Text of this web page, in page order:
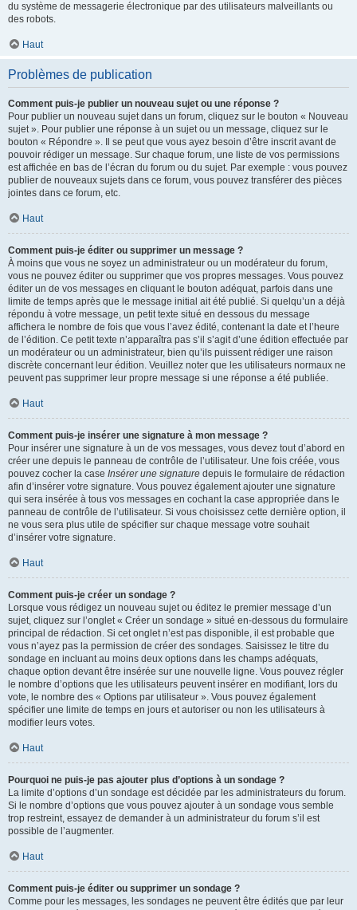
du système de messagerie électronique par des utilisateurs malveillants ou
des robots.
Haut
Problèmes de publication
Comment puis-je publier un nouveau sujet ou une réponse ?
Pour publier un nouveau sujet dans un forum, cliquez sur le bouton « Nouveau
sujet ». Pour publier une réponse à un sujet ou un message, cliquez sur le
bouton « Répondre ». Il se peut que vous ayez besoin d’être inscrit avant de
pouvoir rédiger un message. Sur chaque forum, une liste de vos permissions
est affichée en bas de l’écran du forum ou du sujet. Par exemple : vous pouvez
publier de nouveaux sujets dans ce forum, vous pouvez transférer des pièces
jointes dans ce forum, etc.
Haut
Comment puis-je éditer ou supprimer un message ?
À moins que vous ne soyez un administrateur ou un modérateur du forum,
vous ne pouvez éditer ou supprimer que vos propres messages. Vous pouvez
éditer un de vos messages en cliquant le bouton adéquat, parfois dans une
limite de temps après que le message initial ait été publié. Si quelqu’un a déjà
répondu à votre message, un petit texte situé en dessous du message
affichera le nombre de fois que vous l’avez édité, contenant la date et l’heure
de l’édition. Ce petit texte n’apparaîtra pas s’il s’agit d’une édition effectuée par
un modérateur ou un administrateur, bien qu’ils puissent rédiger une raison
discrète concernant leur édition. Veuillez noter que les utilisateurs normaux ne
peuvent pas supprimer leur propre message si une réponse a été publiée.
Haut
Comment puis-je insérer une signature à mon message ?
Pour insérer une signature à un de vos messages, vous devez tout d’abord en
créer une depuis le panneau de contrôle de l’utilisateur. Une fois créée, vous
pouvez cocher la case Insérer une signature depuis le formulaire de rédaction
afin d’insérer votre signature. Vous pouvez également ajouter une signature
qui sera insérée à tous vos messages en cochant la case appropriée dans le
panneau de contrôle de l’utilisateur. Si vous choisissez cette dernière option, il
ne vous sera plus utile de spécifier sur chaque message votre souhait
d’insérer votre signature.
Haut
Comment puis-je créer un sondage ?
Lorsque vous rédigez un nouveau sujet ou éditez le premier message d’un
sujet, cliquez sur l’onglet « Créer un sondage » situé en-dessous du formulaire
principal de rédaction. Si cet onglet n’est pas disponible, il est probable que
vous n’ayez pas la permission de créer des sondages. Saisissez le titre du
sondage en incluant au moins deux options dans les champs adéquats,
chaque option devant être insérée sur une nouvelle ligne. Vous pouvez régler
le nombre d’options que les utilisateurs peuvent insérer en modifiant, lors du
vote, le nombre des « Options par utilisateur ». Vous pouvez également
spécifier une limite de temps en jours et autoriser ou non les utilisateurs à
modifier leurs votes.
Haut
Pourquoi ne puis-je pas ajouter plus d’options à un sondage ?
La limite d’options d’un sondage est décidée par les administrateurs du forum.
Si le nombre d’options que vous pouvez ajouter à un sondage vous semble
trop restreint, essayez de demander à un administrateur du forum s’il est
possible de l’augmenter.
Haut
Comment puis-je éditer ou supprimer un sondage ?
Comme pour les messages, les sondages ne peuvent être édités que par leur